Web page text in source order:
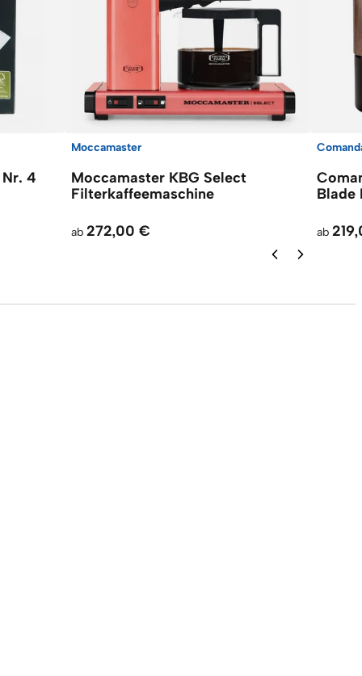
4
Moccamaster
Moccamaster KBG Select
Filterkaffeemaschine
ab 272,00 €
Blade
ab